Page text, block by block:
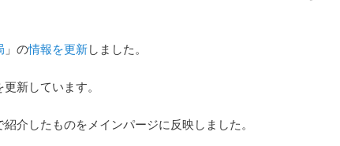
」の情報を更新しました。
新しています。
介したものをメインパージに反映しました。